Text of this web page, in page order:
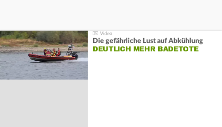
Die gefährliche Lust auf Abkühlung
DEUTLICH MEHR BADETOTE